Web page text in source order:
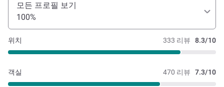
모든 프로필 보기
100%
333 리뷰 8.3/10
위치
470 리뷰 7.3/10
객실